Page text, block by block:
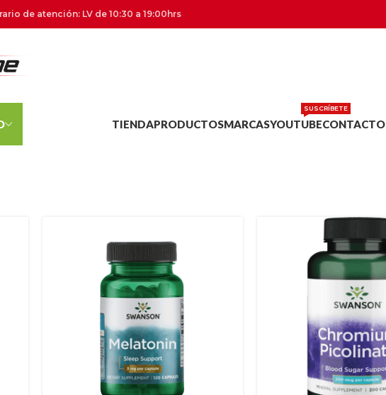
de atención: LV de 10:30 a 19:00hrs
TIENDAPRODUCTOSMARCASYOUTUBE
SUSCRÍBETE
CONTACTO